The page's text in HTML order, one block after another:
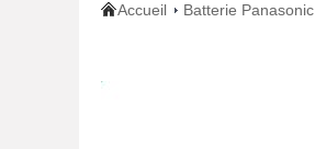
Accueil Batterie Panasonic